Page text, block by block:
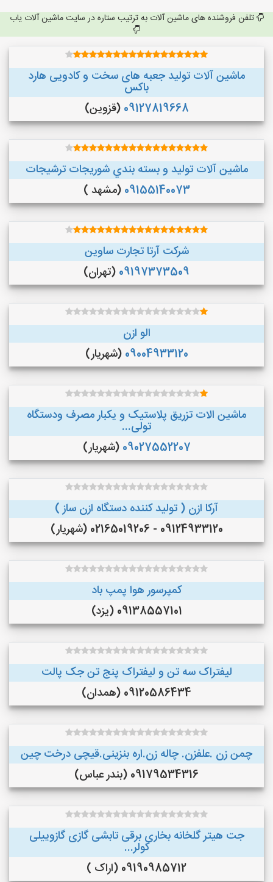
تلفن فروشنده های ماشین آلات به ترتیب ستاره در سایت ماشین آلات یاب
ماشین آلات تولید جعبه های سخت و کادویی هارد
باکس
09127819668 (قزوین)
ماشین آلات توليد و بسته بندي شوريجات ترشيجات
09155140073 (مشهد )
شرکت آرتا تجارت ساوین
09197373509 (تهران)
الو ازن
09004933120 (شهریار)
ماشین الات تزریق پلاستیک و یکبار مصرف ودستگاه
تولی...
09027552207 (شهریار)
آرکا ازن ( تولید کننده دستگاه ازن ساز )
09124933120 - 02165019206 (شهریار)
کمپرسور هوا پمپ باد
09138557101 (یزد)
لیفتراک سه تن و لیفتراک پنج تن جک پالت
09120586434 (همدان)
چمن زن .علفزن. چاله زن.اره بنزینی.قیچی درخت چین
09179534316 (بندر عباس)
جت هیتر گلخانه بخاری برقی تابشی گازی گازوییلی
کولر...
09190985712 (اراک )